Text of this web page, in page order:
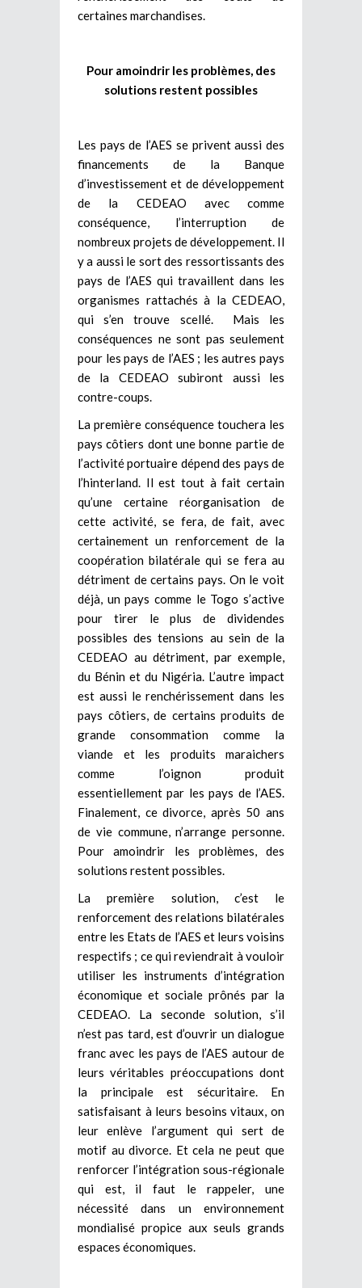
certaines marchandises.
Pour amoindrir les problèmes, des
solutions restent possibles
Les pays de l’AES se privent aussi des
financements de la Banque
d’investissement et de développement
de la CEDEAO avec comme
conséquence, l’interruption de
nombreux projets de développement. Il
y a aussi le sort des ressortissants des
pays de l’AES qui travaillent dans les
organismes rattachés à la CEDEAO,
qui s’en trouve scellé. Mais les
conséquences ne sont pas seulement
pour les pays de l’AES ; les autres pays
de la CEDEAO subiront aussi les
contre-coups.
La première conséquence touchera les
pays côtiers dont une bonne partie de
l’activité portuaire dépend des pays de
l’hinterland. Il est tout à fait certain
qu’une certaine réorganisation de
cette activité, se fera, de fait, avec
certainement un renforcement de la
coopération bilatérale qui se fera au
détriment de certains pays. On le voit
déjà, un pays comme le Togo s’active
pour tirer le plus de dividendes
possibles des tensions au sein de la
CEDEAO au détriment, par exemple,
du Bénin et du Nigéria. L’autre impact
est aussi le renchérissement dans les
pays côtiers, de certains produits de
grande consommation comme la
viande et les produits maraichers
comme l’oignon produit
essentiellement par les pays de l’AES.
Finalement, ce divorce, après 50 ans
de vie commune, n’arrange personne.
Pour amoindrir les problèmes, des
solutions restent possibles.
La première solution, c’est le
renforcement des relations bilatérales
entre les Etats de l’AES et leurs voisins
respectifs ; ce qui reviendrait à vouloir
utiliser les instruments d’intégration
économique et sociale prônés par la
CEDEAO. La seconde solution, s’il
n’est pas tard, est d’ouvrir un dialogue
franc avec les pays de l’AES autour de
leurs véritables préoccupations dont
la principale est sécuritaire. En
satisfaisant à leurs besoins vitaux, on
leur enlève l’argument qui sert de
motif au divorce. Et cela ne peut que
renforcer l’intégration sous-régionale
qui est, il faut le rappeler, une
nécessité dans un environnement
mondialisé propice aux seuls grands
espaces économiques.